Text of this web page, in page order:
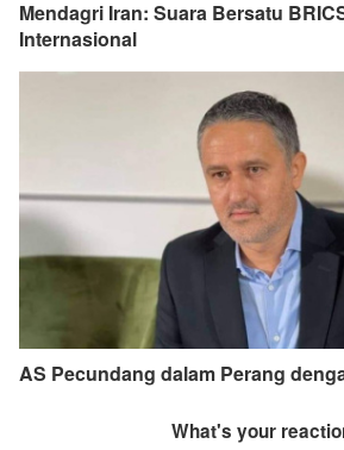
Mendagri Iran: Suara Bersatu
Internasional
AS Pecundang dalam Perang